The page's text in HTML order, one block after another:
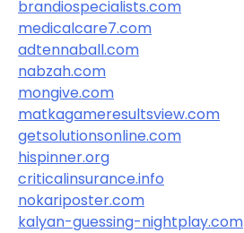
brandiospecialists.com
medicalcare7.com
adtennaball.com
nabzah.com
mongive.com
matkagameresultsview.com
getsolutionsonline.com
hispinner.org
criticalinsurance.info
nokariposter.com
kalyan-guessing-nightplay.com